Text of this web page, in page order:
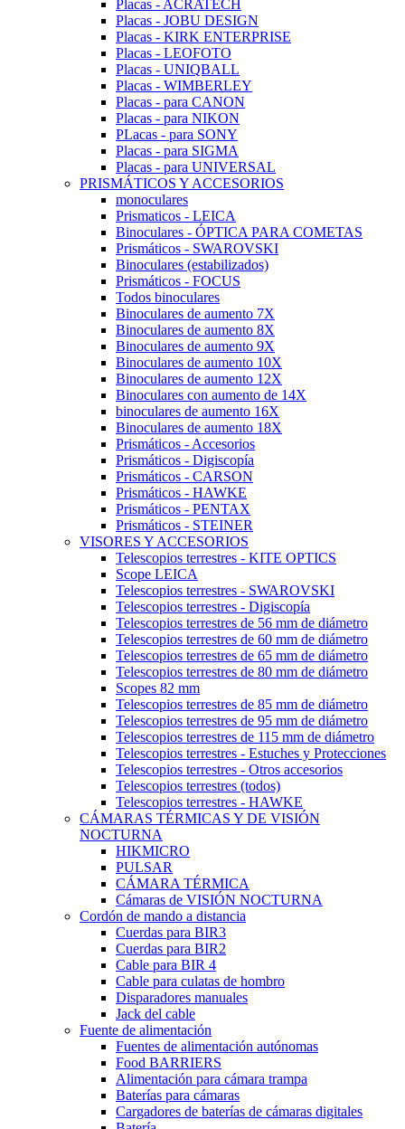
Placas - ACRATECH
Placas - JOBU DESIGN
Placas - KIRK ENTERPRISE
Placas - LEOFOTO
Placas - UNIQBALL
Placas - WIMBERLEY
Placas - para CANON
Placas - para NIKON
PLacas - para SONY
Placas - para SIGMA
Placas - para UNIVERSAL
PRISMÁTICOS Y ACCESORIOS
monoculares
Prismaticos - LEICA
Binoculares - ÓPTICA PARA COMETAS
Prismáticos - SWAROVSKI
Binoculares (estabilizados)
Prismáticos - FOCUS
Todos binoculares
Binoculares de aumento 7X
Binoculares de aumento 8X
Binoculares de aumento 9X
Binoculares de aumento 10X
Binoculares de aumento 12X
Binoculares con aumento de 14X
binoculares de aumento 16X
Binoculares de aumento 18X
Prismáticos - Accesorios
Prismáticos - Digiscopía
Prismáticos - CARSON
Prismáticos - HAWKE
Prismáticos - PENTAX
Prismáticos - STEINER
VISORES Y ACCESORIOS
Telescopios terrestres - KITE OPTICS
Scope LEICA
Telescopios terrestres - SWAROVSKI
Telescopios terrestres - Digiscopía
Telescopios terrestres de 56 mm de diámetro
Telescopios terrestres de 60 mm de diámetro
Telescopios terrestres de 65 mm de diámetro
Telescopios terrestres de 80 mm de diámetro
Scopes 82 mm
Telescopios terrestres de 85 mm de diámetro
Telescopios terrestres de 95 mm de diámetro
Telescopios terrestres de 115 mm de diámetro
Telescopios terrestres - Estuches y Protecciones
Telescopios terrestres - Otros accesorios
Telescopios terrestres (todos)
Telescopios terrestres - HAWKE
CÁMARAS TÉRMICAS Y DE VISIÓN
NOCTURNA
HIKMICRO
PULSAR
CÁMARA TÉRMICA
Cámaras de VISIÓN NOCTURNA
Cordón de mando a distancia
Cuerdas para BIR3
Cuerdas para BIR2
Cable para BIR 4
Cable para culatas de hombro
Disparadores manuales
Jack del cable
Fuente de alimentación
Fuentes de alimentación autónomas
Food BARRIERS
Alimentación para cámara trampa
Baterías para cámaras
Cargadores de baterías de cámaras digitales